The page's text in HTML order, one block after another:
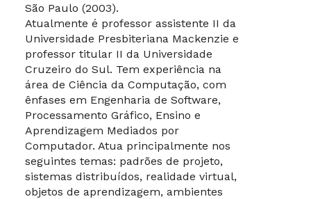
São Paulo (2003).
Atualmente é professor assistente II da
Universidade Presbiteriana Mackenzie e
professor titular II da Universidade
Cruzeiro do Sul. Tem experiência na
área de Ciência da Computação, com
ênfases em Engenharia de Software,
Processamento Gráfico, Ensino e
Aprendizagem Mediados por
Computador. Atua principalmente nos
seguintes temas: padrões de projeto,
sistemas distribuídos, realidade virtual,
objetos de aprendizagem, ambientes